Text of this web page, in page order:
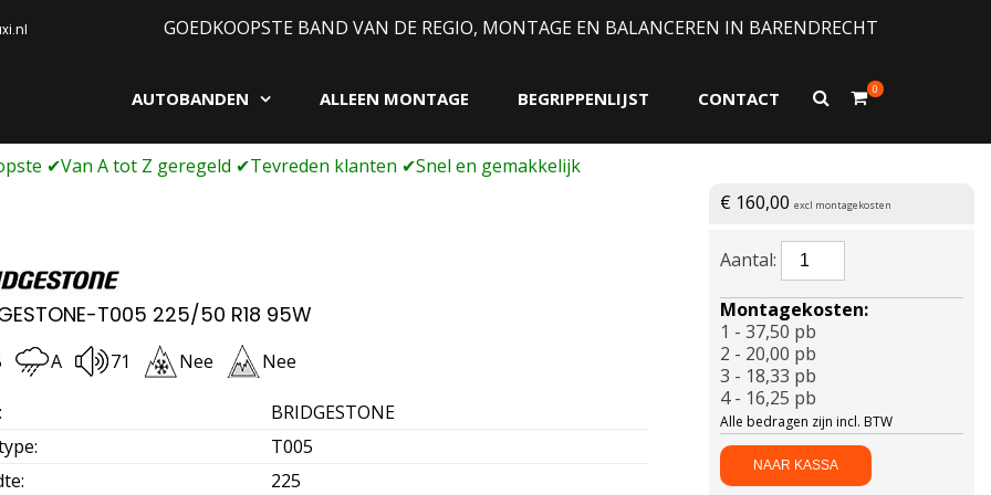
GOEDKOOPSTE BAND VAN DE REGIO, MONTAGE EN BALANCEREN IN BARENDRECHT
AUTOBANDEN ALLEEN MONTAGE BEGRIPPENLIJST CONTACT
Toon
0
T005 225/50 R18 95W
€ 160,00 excl montagekosten
A 71 Nee Nee
:
BRIDGESTONE
:
T005
:
225
BRIDGESTONE-
T005
225/50
R18
95W
aantal
NAAR KASSA
Montagekosten:
1 - 37,50 pb
2 - 20,00 pb
3 - 18,33 pb
4 - 16,25 pb
Alle bedragen zijn incl. BTW